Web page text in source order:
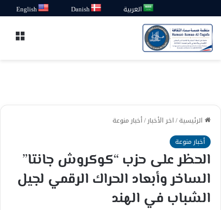
العربية Danish
English
الرئيسية/اخر الأخبار/أخبار منوعة
أخبار منوعة
الحظر على حزب “كوكروش جانتا”
الساخر وأبعاد الحراك الرقمي لجيل
الشباب في الهند